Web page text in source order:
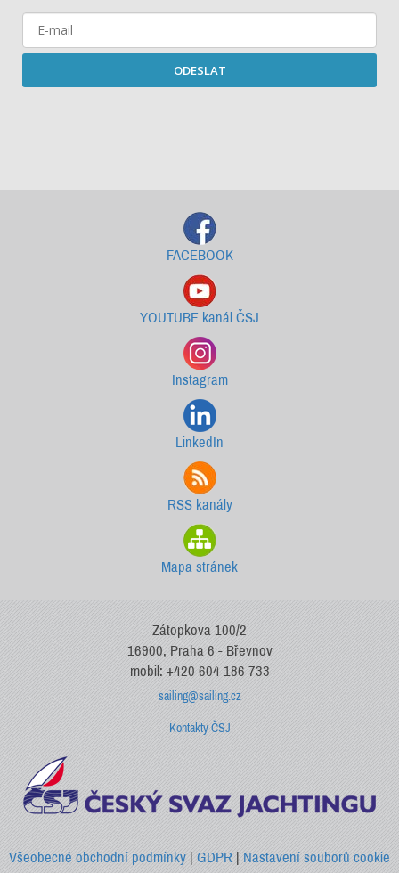
ODESLAT
FACEBOOK
YOUTUBE kanál ČSJ
Instagram
LinkedIn
RSS kanály
Mapa stránek
Zátopkova 100/2
16900, Praha 6 - Břevnov
mobil: +420 604 186 733
sailing@sailing.cz
Kontakty ČSJ
Všeobecné obchodní podmínky| GDPR Nastavení souborů cookie